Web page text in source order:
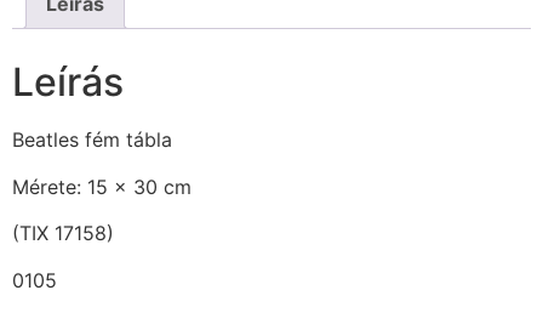
Leírás
Beatles fém tábla
Mérete: 15 x 30 cm
(TIX 17158)
0105